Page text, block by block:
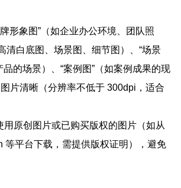
形象图”（如企业办公环境、团队照
清白底图、场景图、细节图）、“场景
品的场景）、“案例图”（如案例成果的现
片清晰（分辨率不低于 300dpi，适合
用原创图片或已购买版权的图片（如从
等平台下载，需提供版权证明），避免